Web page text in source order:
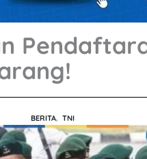
BERITA, TNI